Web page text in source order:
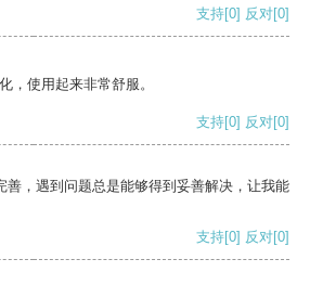
支持[0] 反对[0]
，使用起来非常舒服。
支持[0] 反对[0]
善，遇到问题总是能够得到妥善解决，让我能
支持[0] 反对[0]